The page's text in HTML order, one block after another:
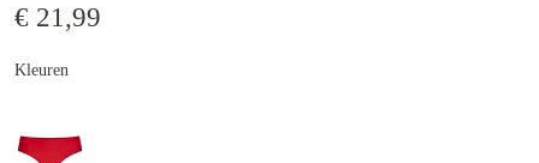
€ 21,99
Kleuren